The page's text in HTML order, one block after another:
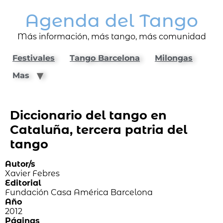
Agenda del Tango
Más información, más tango, más comunidad
Festivales Tango Barcelona
Milongas
Mas
Diccionario del tango en
Cataluña, tercera patria del
tango
Autor/s
Xavier Febres
Editorial
Fundación Casa América Barcelona
Año
2012
Páginas